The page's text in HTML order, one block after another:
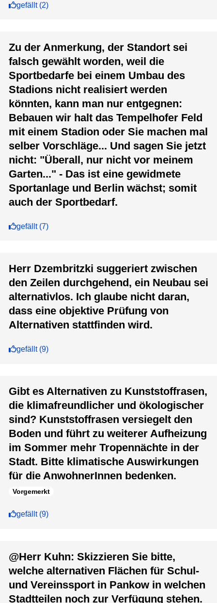
gefällt(2)
Zu der Anmerkung, der Standort sei
falsch gewählt worden, weil die
Sportbedarfe bei einem Umbau des
Stadions nicht realisiert werden
könnten, kann man nur entgegnen:
Bebauen wir halt das Tempelhofer Feld
mit einem Stadion oder Sie machen mal
selber Vorschläge... Und sagen Sie jetzt
nicht: "Überall, nur nicht vor meinem
Garten..." - Das ist eine gewidmete
Sportanlage und Berlin wächst; somit
auch der Sportbedarf.
gefällt(7)
Herr Dzembritzki suggeriert zwischen
den Zeilen durchgehend, ein Neubau sei
alternativlos. Ich glaube nicht daran,
dass eine objektive Prüfung von
Alternativen stattfinden wird.
gefällt(9)
Gibt es Alternativen zu Kunststoffrasen,
die klimafreundlicher und ökologischer
sind? Kunststoffrasen versiegelt den
Boden und führt zu weiterer Aufheizung
im Sommer mehr Tropennächte in der
Stadt. Bitte klimatische Auswirkungen
für die AnwohnerInnen bedenken.
Vorgemerkt
gefällt(9)
@Herr Kuhn: Skizzieren Sie bitte,
welche alternativen Flächen für Schul-
und Vereinssport in Pankow in welchen
Stadtteilen noch zur Verfügung stehen.